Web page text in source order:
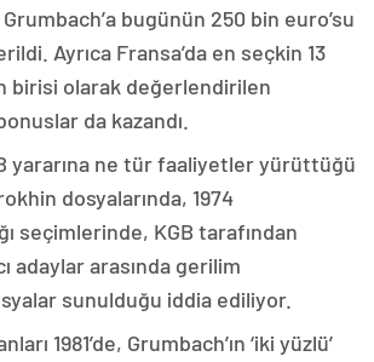
bugünün 250 bin euro’su
Ayrıca Fransa’da en seçkin 13
birisi olarak değerlendirilen
da kazandı.
yararına ne tür faaliyetler yürüttüğü
dosyalarında, 1974
seçimlerinde, KGB tarafından
adaylar arasında gerilim
sunulduğu iddia ediliyor.
1981’de, Grumbach’ın ‘iki yüzlü’